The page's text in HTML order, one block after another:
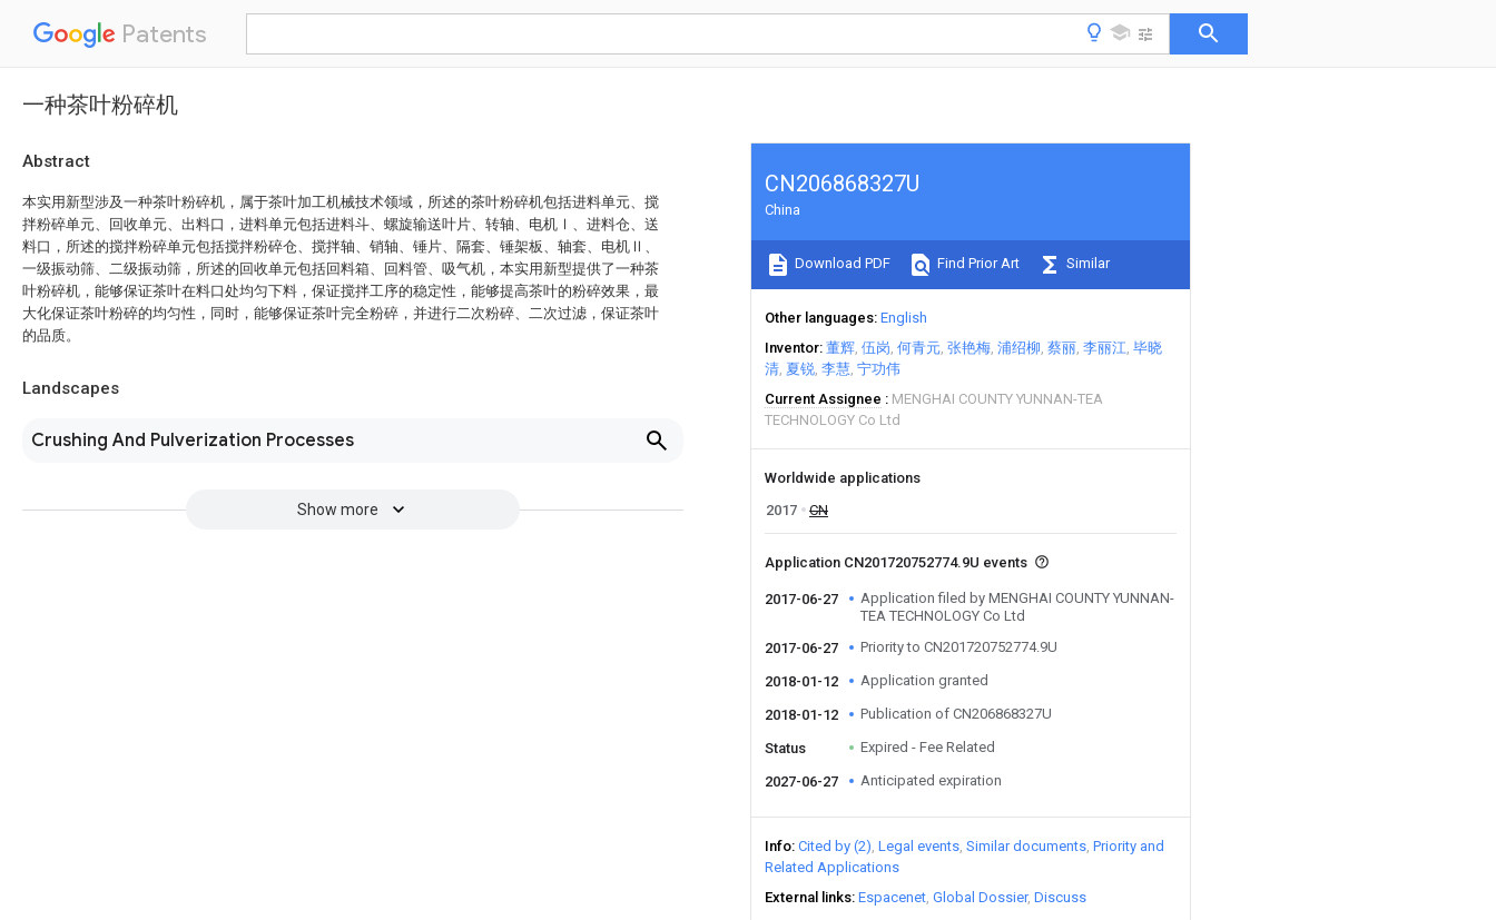
Patents
一种茶叶粉碎机
Abstract
本实用新型涉及一种茶叶粉碎机，属于茶叶加工机械技术领域，所述的茶叶粉碎机包括进料单元、搅
拌粉碎单元、回收单元、出料口，进料单元包括进料斗、螺旋输送叶片、转轴、电机Ⅰ、进料仓、送
料口，所述的搅拌粉碎单元包括搅拌粉碎仓、搅拌轴、销轴、锤片、隔套、锤架板、轴套、电机Ⅱ、
一级振动筛、二级振动筛，所述的回收单元包括回料箱、回料管、吸气机，本实用新型提供了一种茶
叶粉碎机，能够保证茶叶在料口处均匀下料，保证搅拌工序的稳定性，能够提高茶叶的粉碎效果，最
大化保证茶叶粉碎的均匀性，同时，能够保证茶叶完全粉碎，并进行二次粉碎、二次过滤，保证茶叶
的品质。
Landscapes
Crushing And Pulverization Processes
Show more
CN206868327U
China
Download PDF Find Prior Art Similar
Other languages English
Inventor 董辉 伍岗 何青元 张艳梅 浦绍柳 蔡丽 李丽江 毕晓
清 夏锐 李慧 宁功伟
Current Assignee
MENGHAI COUNTY YUNNAN-TEA
TECHNOLOGY Co Ltd
Worldwide applications
2017
CN
Application CN201720752774.9U events
2017-06-27
Application filed by MENGHAI COUNTY YUNNAN-
TEA TECHNOLOGY Co Ltd
2017-06-27
Priority to CN201720752774.9U
2018-01-12 Application granted
2018-01-12 Publication of CN206868327U
Status Expired - Fee Related
2027-06-27 Anticipated expiration
Info Cited by (2) Legal events Similar documents Priority and
Related Applications
External links Espacenet Global Dossier Discuss